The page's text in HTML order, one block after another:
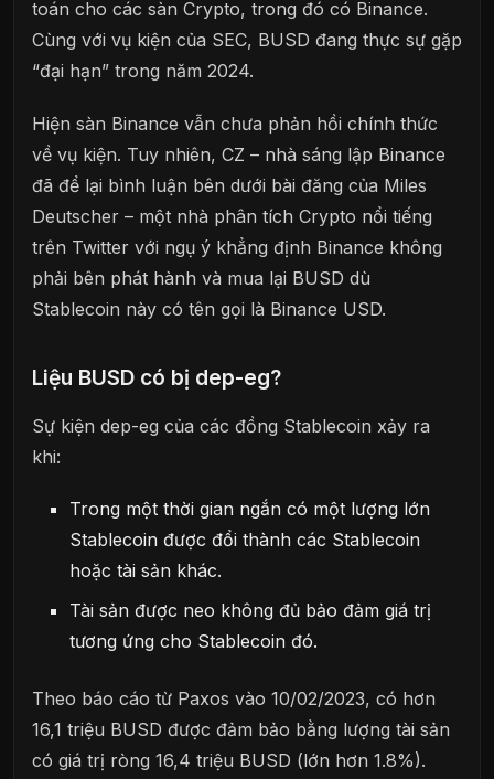
toán cho các sàn Crypto, trong đó có Binance.
Cùng với vụ kiện của SEC, BUSD đang thực sự gặp
“đại hạn” trong năm 2024.
Hiện sàn Binance vẫn chưa phản hồi chính thức
về vụ kiện. Tuy nhiên, CZ – nhà sáng lập Binance
đã để lại bình luận bên dưới bài đăng của Miles
Deutscher – một nhà phân tích Crypto nổi tiếng
trên Twitter với ngụ ý khẳng định Binance không
phải bên phát hành và mua lại BUSD dù
Stablecoin này có tên gọi là Binance USD.
Liệu BUSD có bị dep-eg?
Sự kiện dep-eg của các đồng Stablecoin xảy ra
khi:
Trong một thời gian ngắn có một lượng lớn
Stablecoin được đổi thành các Stablecoin
hoặc tài sản khác.
Tài sản được neo không đủ bảo đảm giá trị
tương ứng cho Stablecoin đó.
Theo báo cáo từ Paxos vào 10/02/2023, có hơn
16,1 triệu BUSD được đảm bảo bằng lượng tài sản
có giá trị ròng 16,4 triệu BUSD (lớn hơn 1.8%).